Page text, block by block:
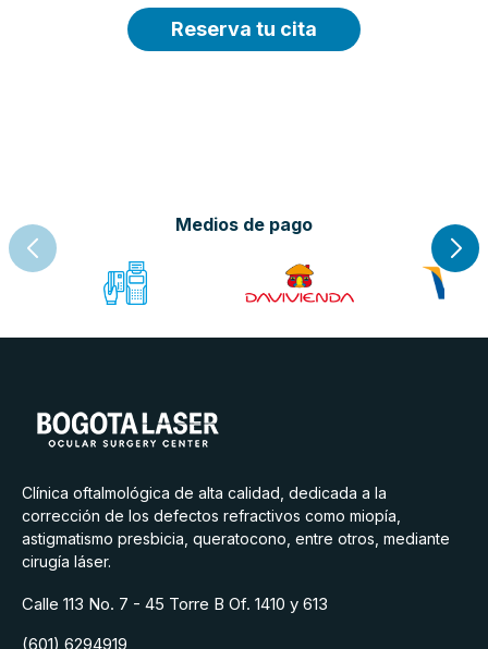
Reserva tu cita
Medios de pago
Clínica oftalmológica de alta calidad, dedicada a la
corrección de los defectos refractivos como miopía,
astigmatismo presbicia, queratocono, entre otros, mediante
cirugía láser.
Calle 113 No. 7 - 45 Torre B Of. 1410 y 613
(601) 6294919